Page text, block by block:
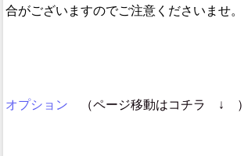
合がございますのでご注意くださいませ。
オプション （ページ移動はコチラ ↓ ）